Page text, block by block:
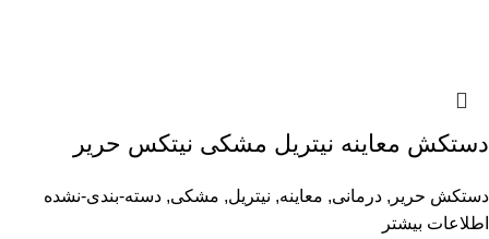
دستکش معاینه نیتریل مشکی نیتکس حریر
دستکش حریر , درمانی, معاینه, نیتریل, مشکی, دسته-بندی-نشده
اطلاعات بیشتر